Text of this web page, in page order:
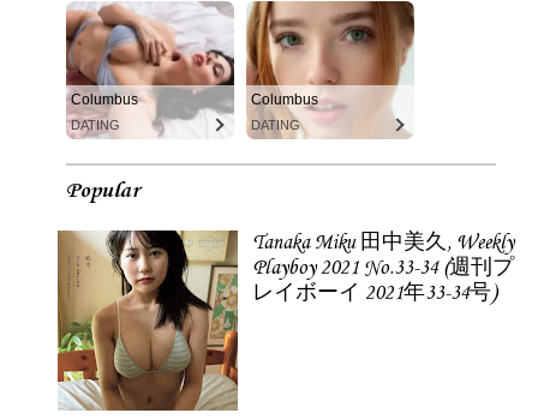
Columbus
DATING
Columbus
DATING
Popular
Tanaka Miku 田中美久, Weekly
Playboy 2021 No.33-34 (週刊プ
レイボーイ 2021年33-34号)